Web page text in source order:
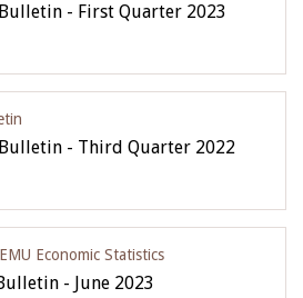
- First Quarter 2023
- Third Quarter 2022
Economic Statistics
- June 2023